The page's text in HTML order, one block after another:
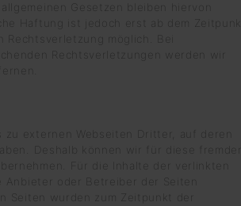
Gesetzen bleiben hiervon
Haftung ist jedoch erst ab dem Zeitpunkt
Rechtsverletzung möglich. Bei
Rechtsverletzungen werden wir
zu externen Webseiten Dritter, auf deren
Deshalb können wir für diese fremden
Für die Inhalte der verlinkten
oder Betreiber der Seiten
Seiten wurden zum Zeitpunkt der